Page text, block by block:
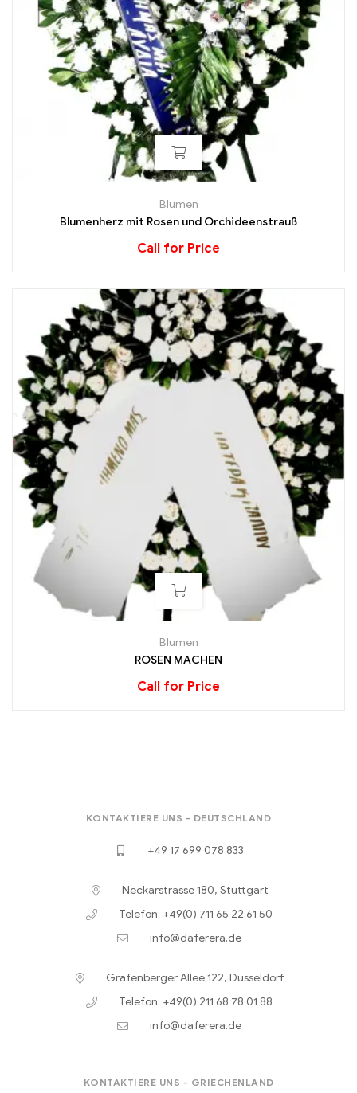
Blumen
Blumenherz mit Rosen und Orchideenstrauß
Call for Price
Blumen
ROSEN MACHEN
Call for Price
KONTAKTIERE UNS - DEUTSCHLAND
+49 17 699 078 833
Neckarstrasse 180, Stuttgart
Telefon: +49(0) 711 65 22 61 50
info@daferera.de
Grafenberger Allee 122, Düsseldorf
Telefon: +49(0) 211 68 78 01 88
info@daferera.de
KONTAKTIERE UNS - GRIECHENLAND